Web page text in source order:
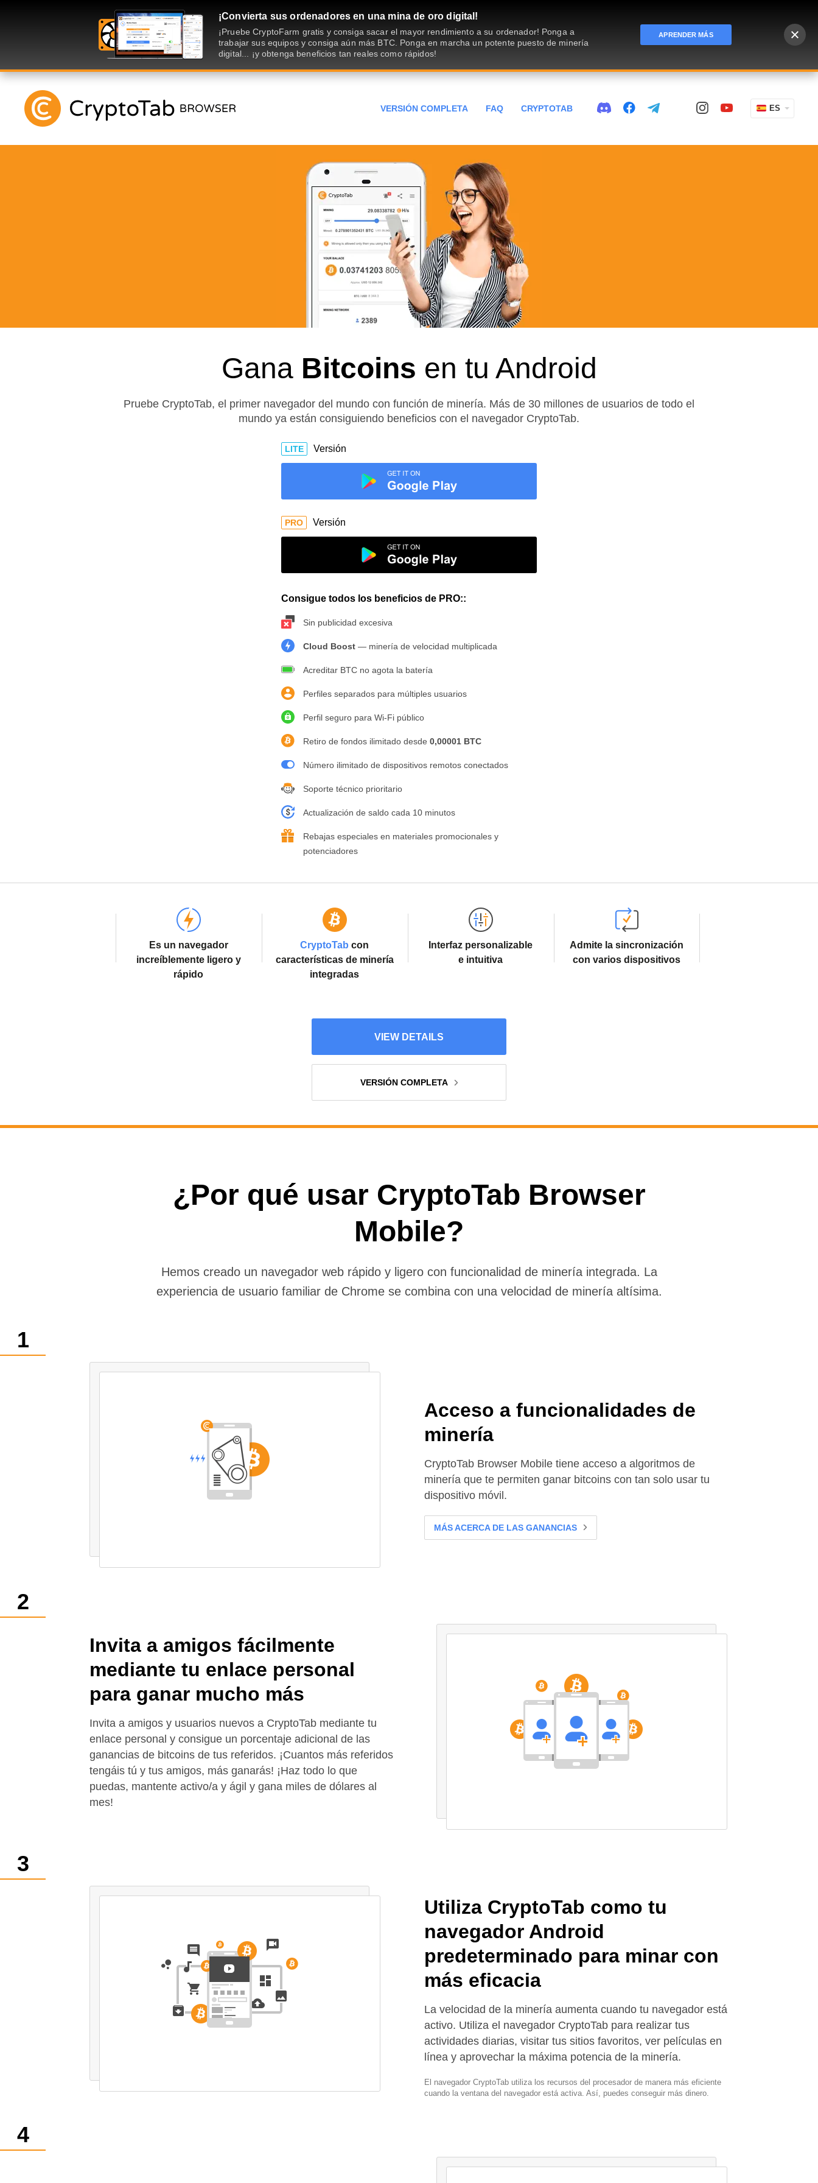
¡Convierta sus ordenadores en una mina de oro digital!
¡Pruebe CryptoFarm gratis y consiga sacar el mayor rendimiento a su ordenador! Ponga a
trabajar sus equipos y consiga aún más BTC. Ponga en marcha un potente puesto de minería
digital... ¡y obtenga beneficios tan reales como rápidos!
APRENDER MÁS
VERSIÓN COMPLETA FAQ CRYPTOTAB ES
Gana Bitcoins en tu Android
Pruebe CryptoTab, el primer navegador del mundo con función de minería. Más de 30 millones de usuarios de todo el
mundo ya están consiguiendo beneficios con el navegador CryptoTab.
LITE Versión
PRO Versión
Consigue todos los beneficios de PRO::
Sin publicidad excesiva
Cloud Boost — minería de velocidad multiplicada
Acreditar BTC no agota la batería
Perfiles separados para múltiples usuarios
Perfil seguro para Wi-Fi público
Retiro de fondos ilimitado desde 0,00001 BTC
Número ilimitado de dispositivos remotos conectados
Soporte técnico prioritario
Actualización de saldo cada 10 minutos
Rebajas especiales en materiales promocionales y
potenciadores
Es un navegador
increíblemente ligero y
rápido
CryptoTab con
características de minería
integradas
Interfaz personalizable
e intuitiva
Admite la sincronización
con varios dispositivos
VIEW DETAILS
VERSIÓN COMPLETA
¿Por qué usar CryptoTab Browser
Mobile?
Hemos creado un navegador web rápido y ligero con funcionalidad de minería integrada. La
experiencia de usuario familiar de Chrome se combina con una velocidad de minería altísima.
Acceso a funcionalidades de
minería
CryptoTab Browser Mobile tiene acceso a algoritmos de
minería que te permiten ganar bitcoins con tan solo usar tu
dispositivo móvil.
MÁS ACERCA DE LAS GANANCIAS
Invita a amigos fácilmente
mediante tu enlace personal
para ganar mucho más
Invita a amigos y usuarios nuevos a CryptoTab mediante tu
enlace personal y consigue un porcentaje adicional de las
ganancias de bitcoins de tus referidos. ¡Cuantos más referidos
tengáis tú y tus amigos, más ganarás! ¡Haz todo lo que
puedas, mantente activo/a y ágil y gana miles de dólares al
mes!
Utiliza CryptoTab como tu
navegador Android
predeterminado para minar con
más eficacia
La velocidad de la minería aumenta cuando tu navegador está
activo. Utiliza el navegador CryptoTab para realizar tus
actividades diarias, visitar tus sitios favoritos, ver películas en
línea y aprovechar la máxima potencia de la minería.
El navegador CryptoTab utiliza los recursos del procesador de manera más eficiente
cuando la ventana del navegador está activa. Así, puedes conseguir más dinero.